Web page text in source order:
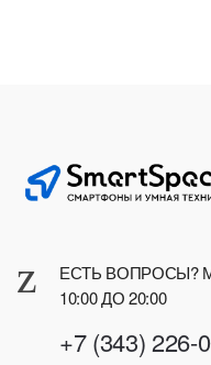
ЕСТЬ ВОПРОСЫ?
10:00 ДО 20:00
+7 (343) 226-